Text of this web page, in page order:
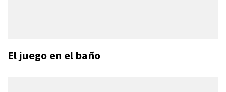
El juego en el baño